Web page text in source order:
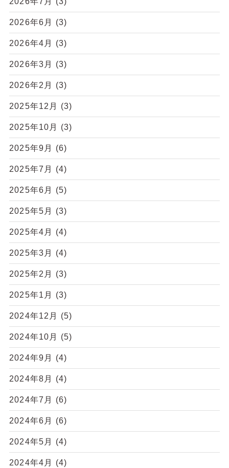
2026年6月 (3)
2026年4月 (3)
2026年3月 (3)
2026年2月 (3)
2025年12月 (3)
2025年10月 (3)
2025年9月 (6)
2025年7月 (4)
2025年6月 (5)
2025年5月 (3)
2025年4月 (4)
2025年3月 (4)
2025年2月 (3)
2025年1月 (3)
2024年12月 (5)
2024年10月 (5)
2024年9月 (4)
2024年8月 (4)
2024年7月 (6)
2024年6月 (6)
2024年5月 (4)
2024年4月 (4)